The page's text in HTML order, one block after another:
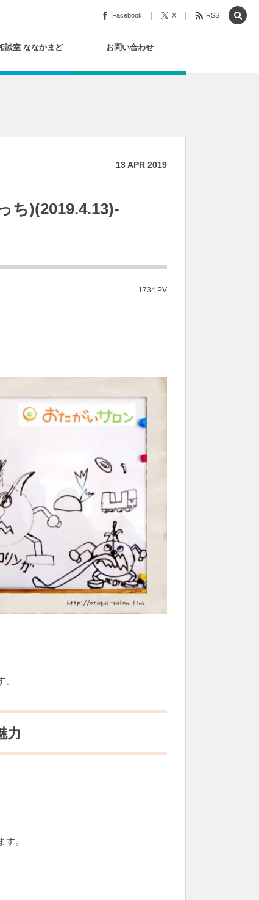
Facebook X RSS
談室 ななかまど お問い合わせ
13APR 2019
ち)(2019.4.13)-
1734 PV
力
。